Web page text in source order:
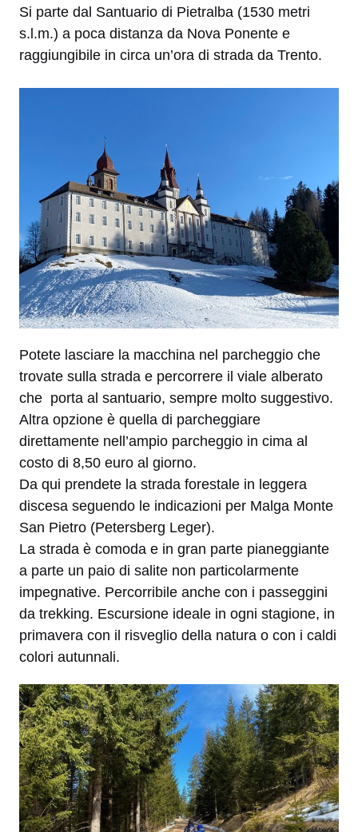
Si parte dal Santuario di Pietralba (1530 metri
s.l.m.) a poca distanza da Nova Ponente e
raggiungibile in circa un’ora di strada da Trento.
Potete lasciare la macchina nel parcheggio che
trovate sulla strada e percorrere il viale alberato
che porta al santuario, sempre molto suggestivo.
Altra opzione è quella di parcheggiare
direttamente nell’ampio parcheggio in cima al
costo di 8,50 euro al giorno.
Da qui prendete la strada forestale in leggera
discesa seguendo le indicazioni per Malga Monte
San Pietro (Petersberg Leger).
La strada è comoda e in gran parte pianeggiante
a parte un paio di salite non particolarmente
impegnative. Percorribile anche con i passeggini
da trekking. Escursione ideale in ogni stagione, in
primavera con il risveglio della natura o con i caldi
colori autunnali.